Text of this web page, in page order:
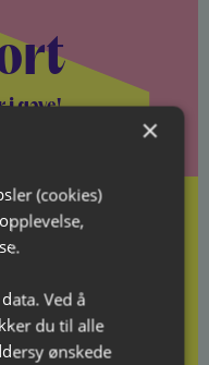
i gave!
×
(cookies)
Ved å
du til alle
ønskede